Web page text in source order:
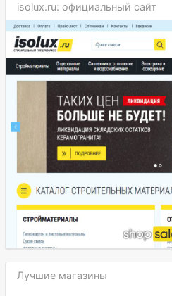
isolux.ru: официальный сайт
Лучшие магазины